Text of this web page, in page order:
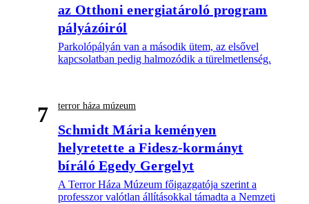
az Otthoni energiatároló program
pályázóiról
Parkolópályán van a második ütem, az elsővel
kapcsolatban pedig halmozódik a türelmetlenség.
7 terror háza múzeum
Schmidt Mária keményen
helyretette a Fidesz-kormányt
bíráló Egedy Gergelyt
A Terror Háza Múzeum főigazgatója szerint a
professzor valótlan állításokkal támadta a Nemzeti